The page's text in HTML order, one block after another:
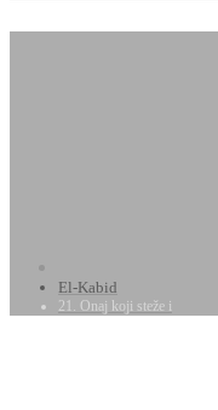
El-Kabid
21. Onaj koji steže i